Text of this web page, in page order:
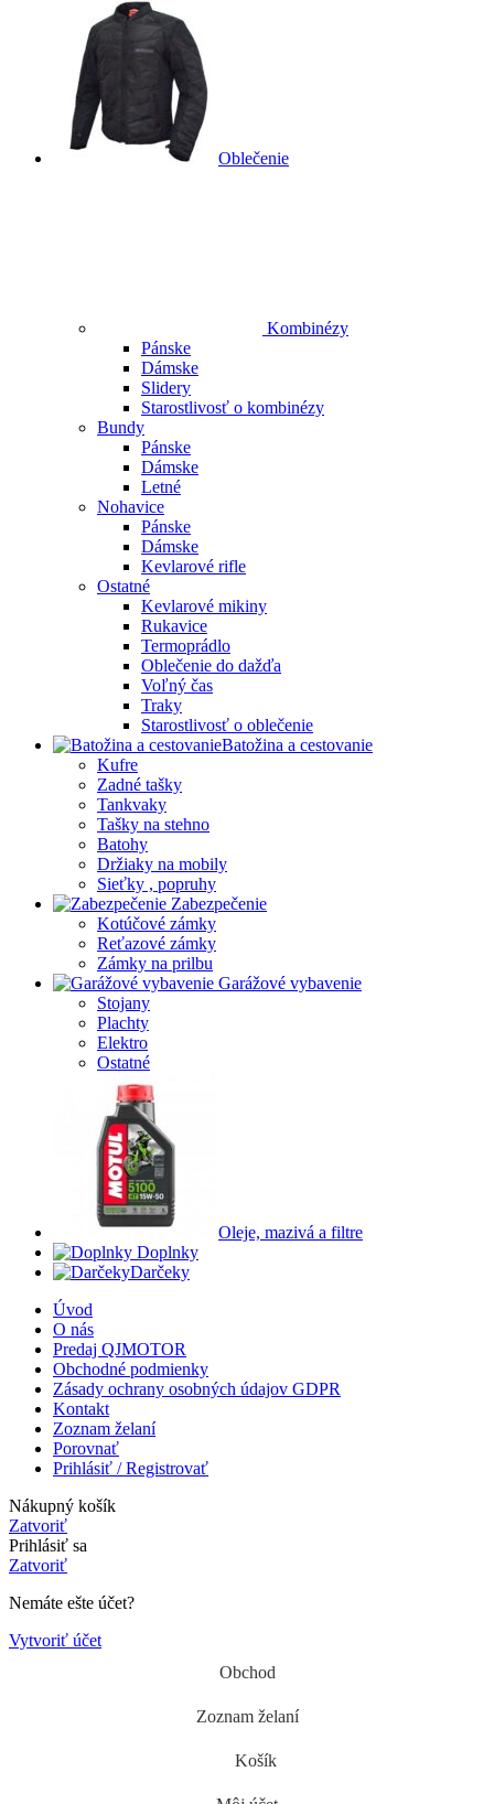
Oblečenie
Kombinézy
Pánske
Dámske
Slidery
Starostlivosť o kombinézy
Bundy
Pánske
Dámske
Letné
Nohavice
Pánske
Dámske
Kevlarové rifle
Ostatné
Kevlarové mikiny
Rukavice
Termoprádlo
Oblečenie do dažďa
Voľný čas
Traky
Starostlivosť o oblečenie
Batožina a cestovanie
Kufre
Zadné tašky
Tankvaky
Tašky na stehno
Batohy
Držiaky na mobily
Sieťky , popruhy
Zabezpečenie
Kotúčové zámky
Reťazové zámky
Zámky na prilbu
Garážové vybavenie
Stojany
Plachty
Elektro
Ostatné
Oleje, mazivá a filtre
Doplnky
Darčeky
Úvod
O nás
Predaj QJMOTOR
Obchodné podmienky
Zásady ochrany osobných údajov GDPR
Kontakt
Zoznam želaní
Porovnať
Prihlásiť / Registrovať
Nákupný košík
Zatvoriť
Prihlásiť sa
Zatvoriť
Nemáte ešte účet?
Vytvoriť účet
Obchod
Zoznam želaní
Košík